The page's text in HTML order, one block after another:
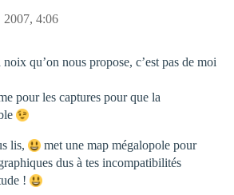
2007, 4:06
qu’on nous propose, c’est pas de moi
pour les captures pour que la
lis,
met une map mégalopole pour
dus à tes incompatibilités
!